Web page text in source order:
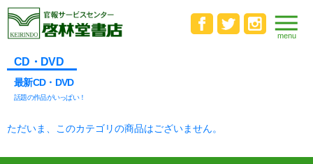
CD・DVD
最新CD・DVD
話題の作品がいっぱい！
ただいま、このカテゴリの商品はございません。